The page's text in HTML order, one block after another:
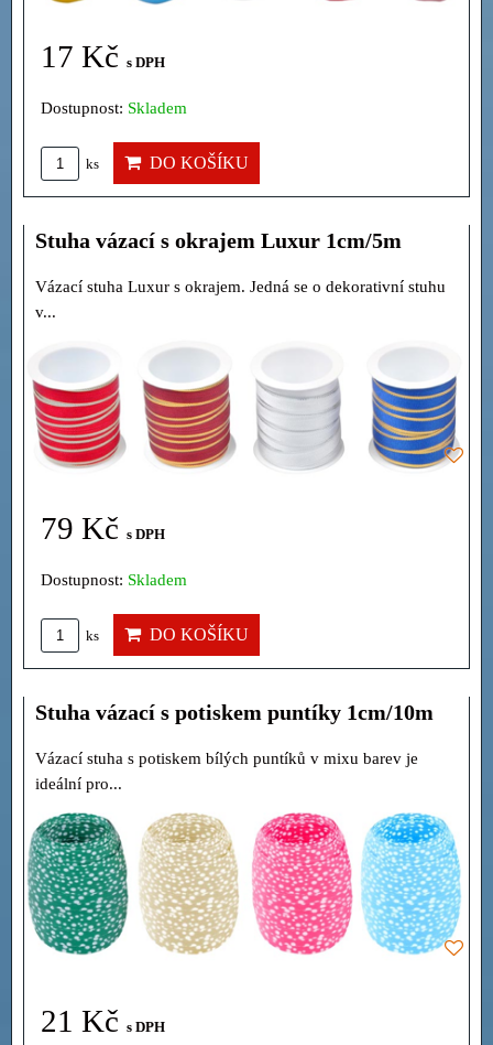
17 Kč s DPH
Dostupnost: Skladem
ks DO KOŠÍKU
Stuha vázací s okrajem Luxur 1cm/5m
Vázací stuha Luxur s okrajem. Jedná se o dekorativní stuhu
v...
79 Kč s DPH
Dostupnost: Skladem
ks DO KOŠÍKU
Stuha vázací s potiskem puntíky 1cm/10m
Vázací stuha s potiskem bílých puntíků v mixu barev je
ideální pro...
21 Kč s DPH